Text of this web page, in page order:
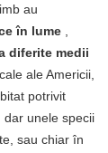
au
în lume
diferite medii
ale Americii,
potrivit
unele specii
sau chiar în